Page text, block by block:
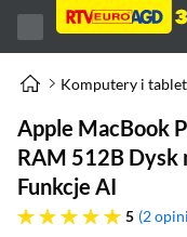
Komputery i
Apple MacBook
RAM 512B Dysk
Funkcje AI
5
pięć gwiazdek 2